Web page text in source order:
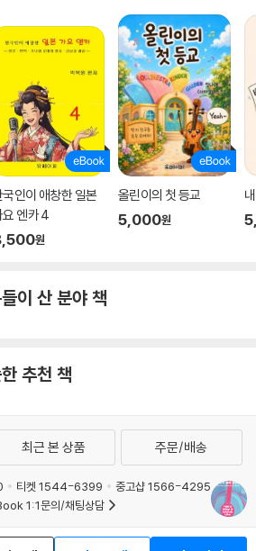
반 프로듀서의 세계까지
은 바로 다양한 아티스트들의 이야기를 들을
에서 또 음반 프로듀싱을 가르치는 대학에서
에 그녀의 경험이 글 곳곳에서 묻어난다. 프린
이키드 레이디스, 게기 타, 등 여러 뮤지션들
나트라, 조니 캐시, 마빈 게이, 슬라이 앤 더 패
아 리파, 라나 델 레이, 빌리 아일리시 등 다양
귀로 조명해 음반을 분석하고 비하인드 스토
더한다.
려해야 하는 사람 중 한 명이기도 하다. 다룰
자는 스스로를 뮤지션이 아닌 ‘청자’라고 규정
야 한다. 프로듀서는 “음반을 구입하는 대다
인지, 프로듀서의 능력이 어떻게 발휘되는지
로서의 프로듀서의 세계를 엿볼 수 있다.
을 다시 나의 삶 속으로
국인이 애창한 일본
요 엔카 4
원
올린이의 첫 등교
5,000원
이 산 분야 책
추천 책
최근 본 상품 주문/배송
티켓 1544-6399
중고샵 1566-4295
1:1문의/채팅상담